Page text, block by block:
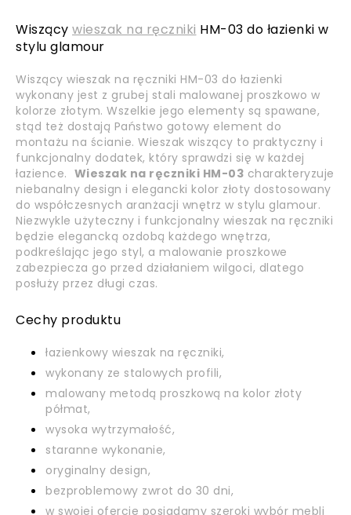
Wiszący wieszak na ręczniki HM-03 do łazienki w
stylu glamour
Wiszący wieszak na ręczniki HM-03 do łazienki
wykonany jest z grubej stali malowanej proszkowo w
kolorze złotym. Wszelkie jego elementy są spawane,
stąd też dostają Państwo gotowy element do
montażu na ścianie. Wieszak wiszący to praktyczny i
funkcjonalny dodatek, który sprawdzi się w każdej
łazience. Wieszak na ręczniki HM-03 charakteryzuje
niebanalny design i elegancki kolor złoty dostosowany
do współczesnych aranżacji wnętrz w stylu glamour.
Niezwykle użyteczny i funkcjonalny wieszak na ręczniki
będzie elegancką ozdobą każdego wnętrza,
podkreślając jego styl, a malowanie proszkowe
zabezpiecza go przed działaniem wilgoci, dlatego
posłuży przez długi czas.
Cechy produktu
łazienkowy wieszak na ręczniki,
wykonany ze stalowych profili,
malowany metodą proszkową na kolor złoty
półmat,
wysoka wytrzymałość,
staranne wykonanie,
oryginalny design,
bezproblemowy zwrot do 30 dni,
w swojej ofercie posiadamy szeroki wybór mebli